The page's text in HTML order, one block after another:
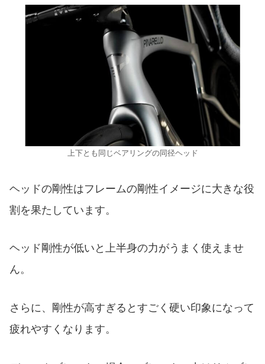
上下とも同じベアリングの同径ヘッド
ヘッドの剛性はフレームの剛性イメージに大きな役
割を果たしています。
ヘッド剛性が低いと上半身の力がうまく使えませ
ん。
さらに、剛性が高すぎるとすごく硬い印象になって
疲れやすくなります。